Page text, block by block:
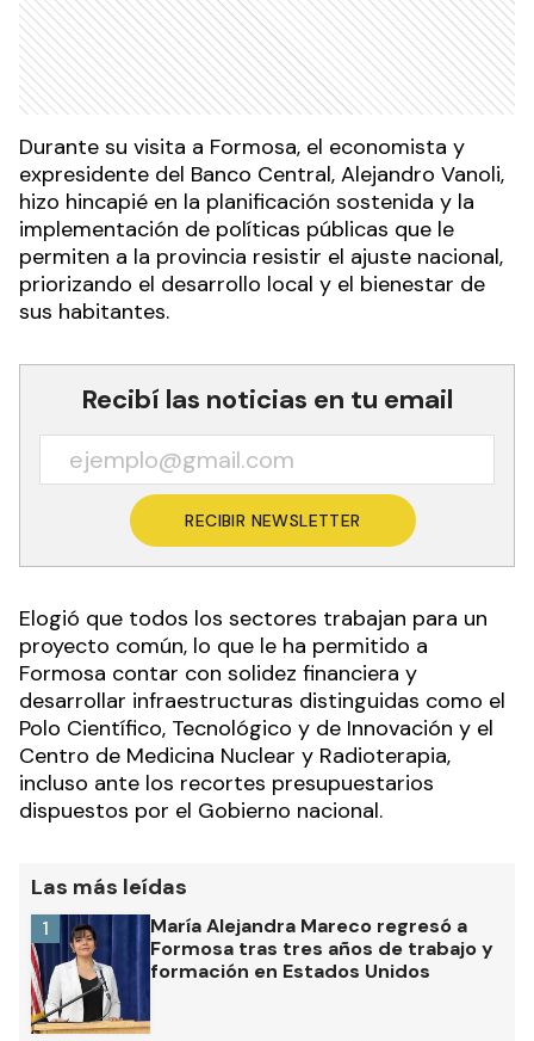
Durante su visita a Formosa, el economista y
expresidente del Banco Central, Alejandro Vanoli,
hizo hincapié en la planificación sostenida y la
implementación de políticas públicas que le
permiten a la provincia resistir el ajuste nacional,
priorizando el desarrollo local y el bienestar de
sus habitantes.
Recibí las noticias en tu email
RECIBIR NEWSLETTER
Elogió que todos los sectores trabajan para un
proyecto común, lo que le ha permitido a
Formosa contar con solidez financiera y
desarrollar infraestructuras distinguidas como el
Polo Científico, Tecnológico y de Innovación y el
Centro de Medicina Nuclear y Radioterapia,
incluso ante los recortes presupuestarios
dispuestos por el Gobierno nacional.
Las más leídas
María Alejandra Mareco regresó a
Formosa tras tres años de trabajo y
formación en Estados Unidos
1